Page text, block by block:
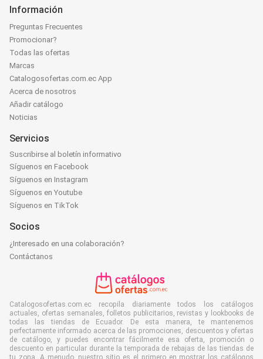
Información
Preguntas Frecuentes
Promocionar?
Todas las ofertas
Marcas
Catalogosofertas.com.ec App
Acerca de nosotros
Añadir catálogo
Noticias
Servicios
Suscribirse al boletín informativo
Síguenos en Facebook
Síguenos en Instagram
Síguenos en Youtube
Síguenos en TikTok
Socios
¿Interesado en una colaboración?
Contáctanos
Catalogosofertas.com.ec recopila diariamente todos los catálogos
actuales, ofertas semanales, folletos publicitarios, revistas y lookbooks de
todas las tiendas de Ecuador. De esta manera, te mantenemos
perfectamente informado acerca de las promociones, descuentos y ofertas
de catálogo, y puedes encontrar fácilmente esa oferta, promoción o
descuento en particular durante la temporada de rebajas de las tiendas de
tu zona. A menudo, nuestro sitio es el primero en mostrar los catálogos